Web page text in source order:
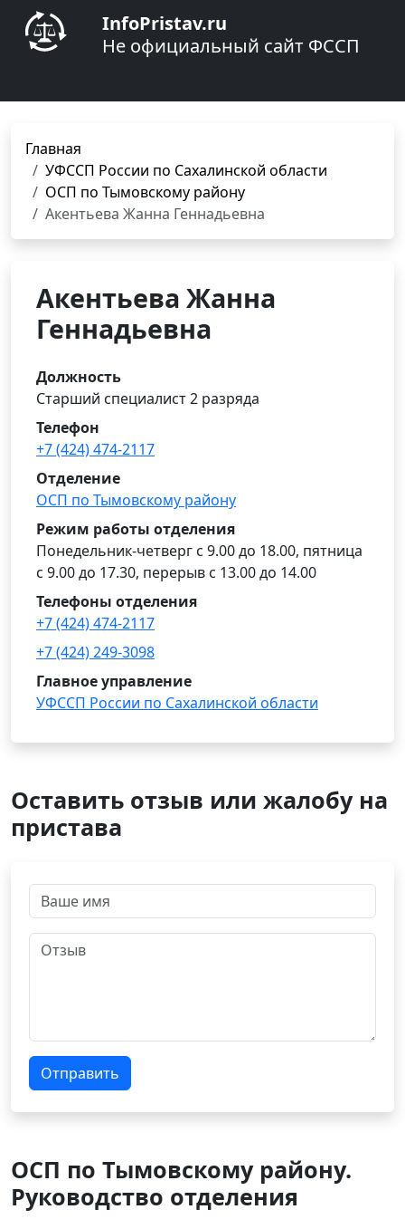
InfoPristav.ru
Не официальный сайт ФССП
Главная
УФССП России по Сахалинской области
ОСП по Тымовскому району
Акентьева Жанна Геннадьевна
Акентьева Жанна
Геннадьевна
Должность
Старший специалист 2 разряда
Телефон
+7 (424) 474-2117
Отделение
ОСП по Тымовскому району
Режим работы отделения
Понедельник-четверг с 9.00 до 18.00, пятница
с 9.00 до 17.30, перерыв с 13.00 до 14.00
Телефоны отделения
+7 (424) 474-2117
+7 (424) 249-3098
Главное управление
УФССП России по Сахалинской области
Оставить отзыв или жалобу на
пристава
Отправить
ОСП по Тымовскому району.
Руководство отделения